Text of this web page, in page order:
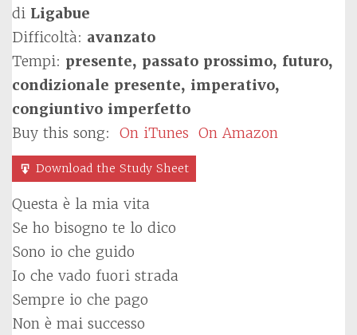
di Ligabue
Difficoltà: avanzato
Tempi: presente, passato prossimo, futuro,
condizionale presente, imperativo,
congiuntivo imperfetto
Buy this song: On iTunes On Amazon
Download the Study Sheet
Questa è la mia vita
Se ho bisogno te lo dico
Sono io che guido
Io che vado fuori strada
Sempre io che pago
Non è mai successo